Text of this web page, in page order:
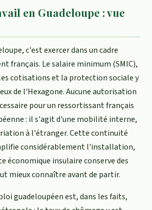
en Guadeloupe : vue
c'est exercer dans un cadre
français. Le salaire minimum (SMIC),
cotisations et la protection sociale y
de l'Hexagone. Aucune autorisation
pour un ressortissant français
: il s'agit d'une mobilité interne,
à l'étranger. Cette continuité
considérablement l'installation,
économique insulaire conserve des
mieux connaître avant de partir.
guadeloupéen est, dans les faits,